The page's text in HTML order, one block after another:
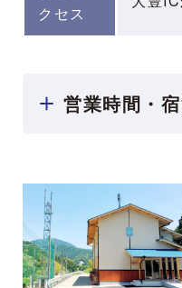
クセス
営業時間・